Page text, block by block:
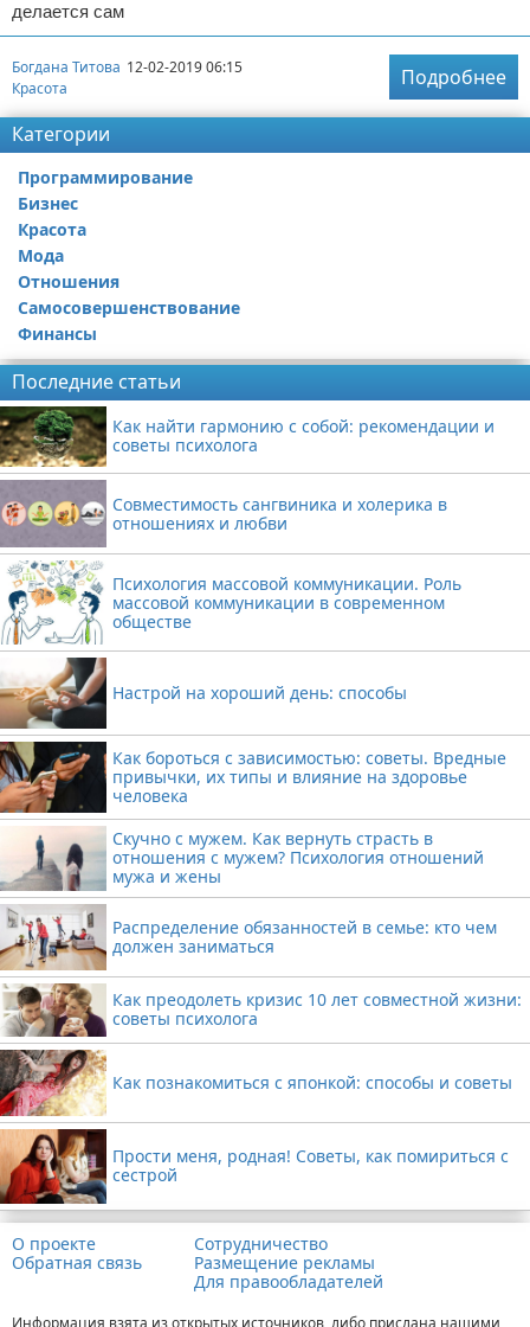
делается сам
Богдана Титова 12-02-2019 06:15
Красота
Подробнее
Категории
Программирование
Бизнес
Красота
Мода
Отношения
Самосовершенствование
Финансы
Последние статьи
Как найти гармонию с собой: рекомендации и
советы психолога
Совместимость сангвиника и холерика в
отношениях и любви
Психология массовой коммуникации. Роль
массовой коммуникации в современном
обществе
Настрой на хороший день: способы
Как бороться с зависимостью: советы. Вредные
привычки, их типы и влияние на здоровье
человека
Скучно с мужем. Как вернуть страсть в
отношения с мужем? Психология отношений
мужа и жены
Распределение обязанностей в семье: кто чем
должен заниматься
Как преодолеть кризис 10 лет совместной жизни:
советы психолога
Как познакомиться с японкой: способы и советы
Прости меня, родная! Советы, как помириться с
сестрой
О проекте
Обратная связь
Сотрудничество
Размещение рекламы
Для правообладателей
Информация взята из открытых источников, либо прислана нашими